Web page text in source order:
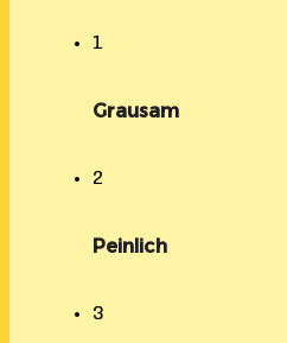
1
Grausam
2
Peinlich
3